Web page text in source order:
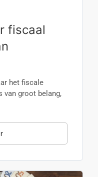
fiscaal
het fiscale
van groot belang,